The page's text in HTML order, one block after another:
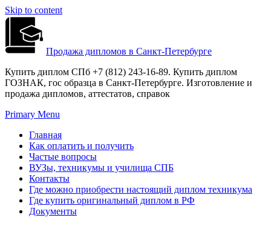
Skip to content
Продажа дипломов в Санкт-Петербурге
Купить диплом СПб +7 (812) 243-16-89. Купить диплом
ГОЗНАК, гос образца в Санкт-Петербурге. Изготовление и
продажа дипломов, аттестатов, справок
Primary Menu
Главная
Как оплатить и получить
Частые вопросы
ВУЗы, техникумы и училища СПБ
Контакты
Где можно приобрести настоящий диплом техникума
Где купить оригинальный диплом в РФ
Документы